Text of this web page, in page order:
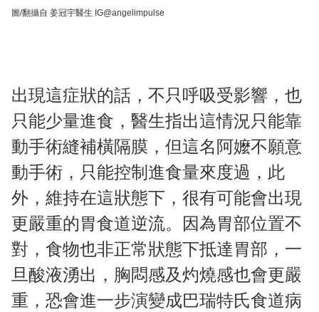
圖/翻攝自 姜冠宇醫生 IG@angelimpulse
出現這症狀的話，不只呼吸受影響，也
只能少量進食，醫生指出這情況只能靠
動手術縫補橫隔膜，但這名阿嬤不願意
動手術，只能控制進食量來度過，此
外，維持在這狀態下，很有可能會出現
更嚴重的胃食道逆流。因為胃部位置不
對，食物也非正常狀態下抵達胃部，一
旦酸液湧出，胸悶感及灼燒感也會更嚴
重，恐會進一步演變成巴瑞特氏食道病